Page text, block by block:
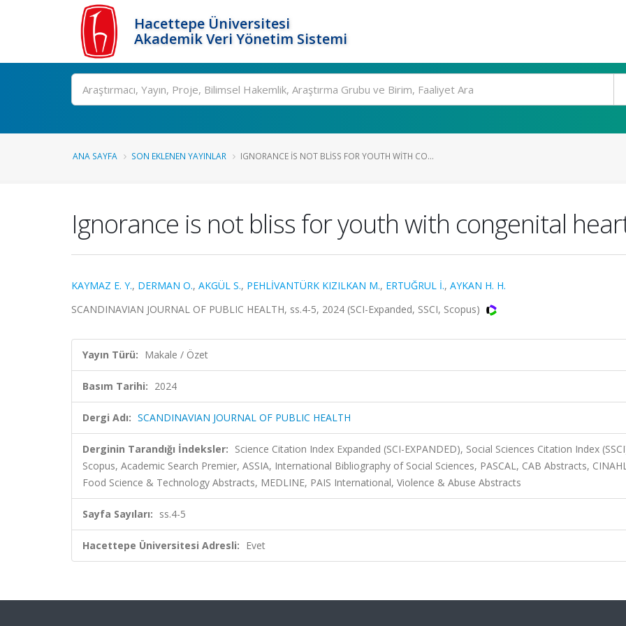
Hacettepe Üniversitesi
Akademik Veri Yönetim Sistemi
Ara
ANA SAYFA SON EKLENEN YAYINLAR IGNORANCE IS NOT BLISS FOR YOUTH WITH CO...
Ignorance is not bliss for youth with congenital
KAYMAZ E. Y., DERMAN O., AKGÜL S., PEHLİVANTÜRK KIZILKAN M., ERTUĞRUL İ., AYKAN H. H.
SCANDINAVIAN JOURNAL OF PUBLIC HEALTH, ss.4-5, 2024 (SCI-Expanded, SSCI, Scopus)
Yayın Türü: Makale / Özet
Basım Tarihi: 2024
Dergi Adı: SCANDINAVIAN JOURNAL OF PUBLIC HEALTH
Derginin Tarandığı İndeksler: Science Citation Index Expanded (SCI-EXPANDED), Social Sciences Citation Index
Scopus, Academic Search Premier, ASSIA, International Bibliography of Social Sciences, PASCAL, CAB Abstracts,
Food Science & Technology Abstracts, MEDLINE, PAIS International, Violence & Abuse Abstracts
Sayfa Sayıları: ss.4-5
Hacettepe Üniversitesi Adresli: Evet